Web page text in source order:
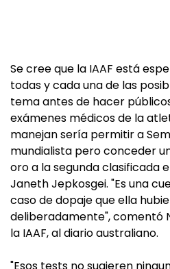
Se cree que la IAAF está
todas y cada una de las
tema antes de hacer
exámenes médicos de la
manejan sería permitir a
mundialista pero conceder
oro a la segunda clasificada
Janeth Jepkosgei. "Es una
caso de dopaje que ella
deliberadamente", comentó
la IAAF, al diario australiano.